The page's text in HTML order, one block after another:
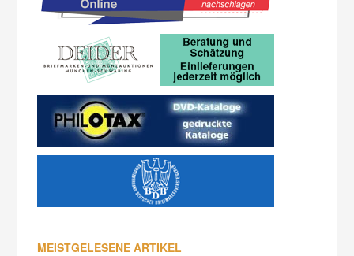
MEISTGELESENE ARTIKEL